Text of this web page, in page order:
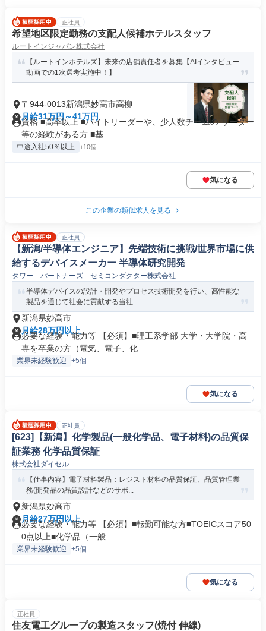
正社員
希望地区限定勤務の支配人候補ホテルスタッフ
ルートインジャパン株式会社
【ルートインホテルズ】未来の店舗責任者を募集【AIインタビュー
動画での1次選考実施中！】
〒944-0013新潟県妙高市高柳
月給31万円～41万円
資格 ■高卒以上 ■バイトリーダーや、少人数チームの リーダー
等の経験がある方 ■基...
中途入社50％以上 +10個
気になる
この企業の類似求人を見る
正社員
【新潟/半導体エンジニア】先端技術に挑戦/世界市場に供
給するデバイスメーカー 半導体研究開発
タワー パートナーズ セミコンダクター株式会社
半導体デバイスの設計・開発やプロセス技術開発を行い、高性能な
製品を通じて社会に貢献する当社...
新潟県妙高市
月給28万円以上
必要な経験・能力等 【必須】■理工系学部 大学・大学院・高
専を卒業の方（電気、電子、化...
業界未経験歓迎 +5個
気になる
正社員
[623]【新潟】化学製品(一般化学品、電子材料)の品質保
証業務 化学品質保証
株式会社ダイセル
【仕事内容】電子材料製品：レジスト材料の品質保証、品質管理業
務(開発品の品質設計などのサポ...
新潟県妙高市
月給27万円以上
必要な経験・能力等 【必須】■転勤可能な方■TOEICスコア50
0点以上■化学品（一般...
業界未経験歓迎 +5個
気になる
正社員
住友電工グループの製造スタッフ(焼付 伸線)